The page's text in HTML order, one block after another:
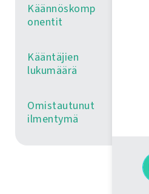
Käännöskomp
onentit
Kääntäjien
lukumäärä
Omistautunut
ilmentymä